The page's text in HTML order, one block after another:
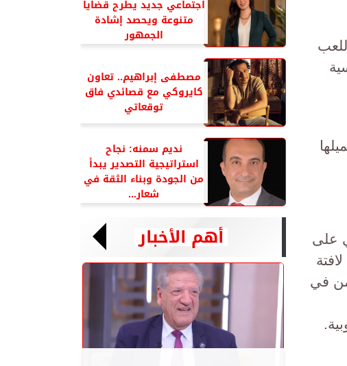
على
في
اجتماعي جديد يطرح قضايا
متنوعة ويحصد إشادة
الجمهور
مصطفى إبراهيم.. تعاون
كايروكي مع قصائدي فاق
توقعاتي
نديم سمنه: نجاح
استراتيجية التصدير يبدأ
من الجودة وبناء الثقة في
شعار...
أهم الأخبار